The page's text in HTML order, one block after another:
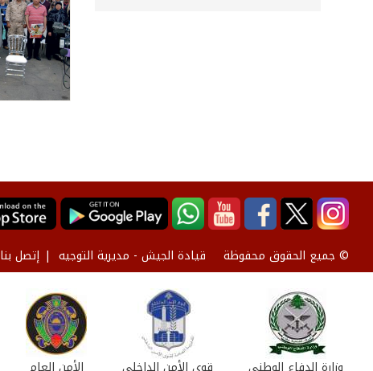
© جميع الحقوق محفوظة قيادة الجيش - مديرية التوجيه إتصل بنا